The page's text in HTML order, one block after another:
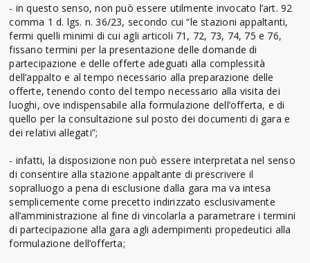
- in questo senso, non può essere utilmente invocato l’art. 92
comma 1 d. lgs. n. 36/23, secondo cui “le stazioni appaltanti,
fermi quelli minimi di cui agli articoli 71, 72, 73, 74, 75 e 76,
fissano termini per la presentazione delle domande di
partecipazione e delle offerte adeguati alla complessità
dell’appalto e al tempo necessario alla preparazione delle
offerte, tenendo conto del tempo necessario alla visita dei
luoghi, ove indispensabile alla formulazione dell’offerta, e di
quello per la consultazione sul posto dei documenti di gara e
dei relativi allegati”;
- infatti, la disposizione non può essere interpretata nel senso
di consentire alla stazione appaltante di prescrivere il
sopralluogo a pena di esclusione dalla gara ma va intesa
semplicemente come precetto indirizzato esclusivamente
all’amministrazione al fine di vincolarla a parametrare i termini
di partecipazione alla gara agli adempimenti propedeutici alla
formulazione dell’offerta;